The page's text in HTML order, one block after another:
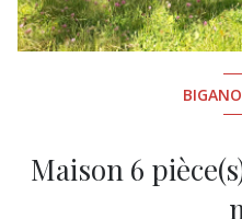
Maison 6 pièce(s) 4 chambre(s) 169